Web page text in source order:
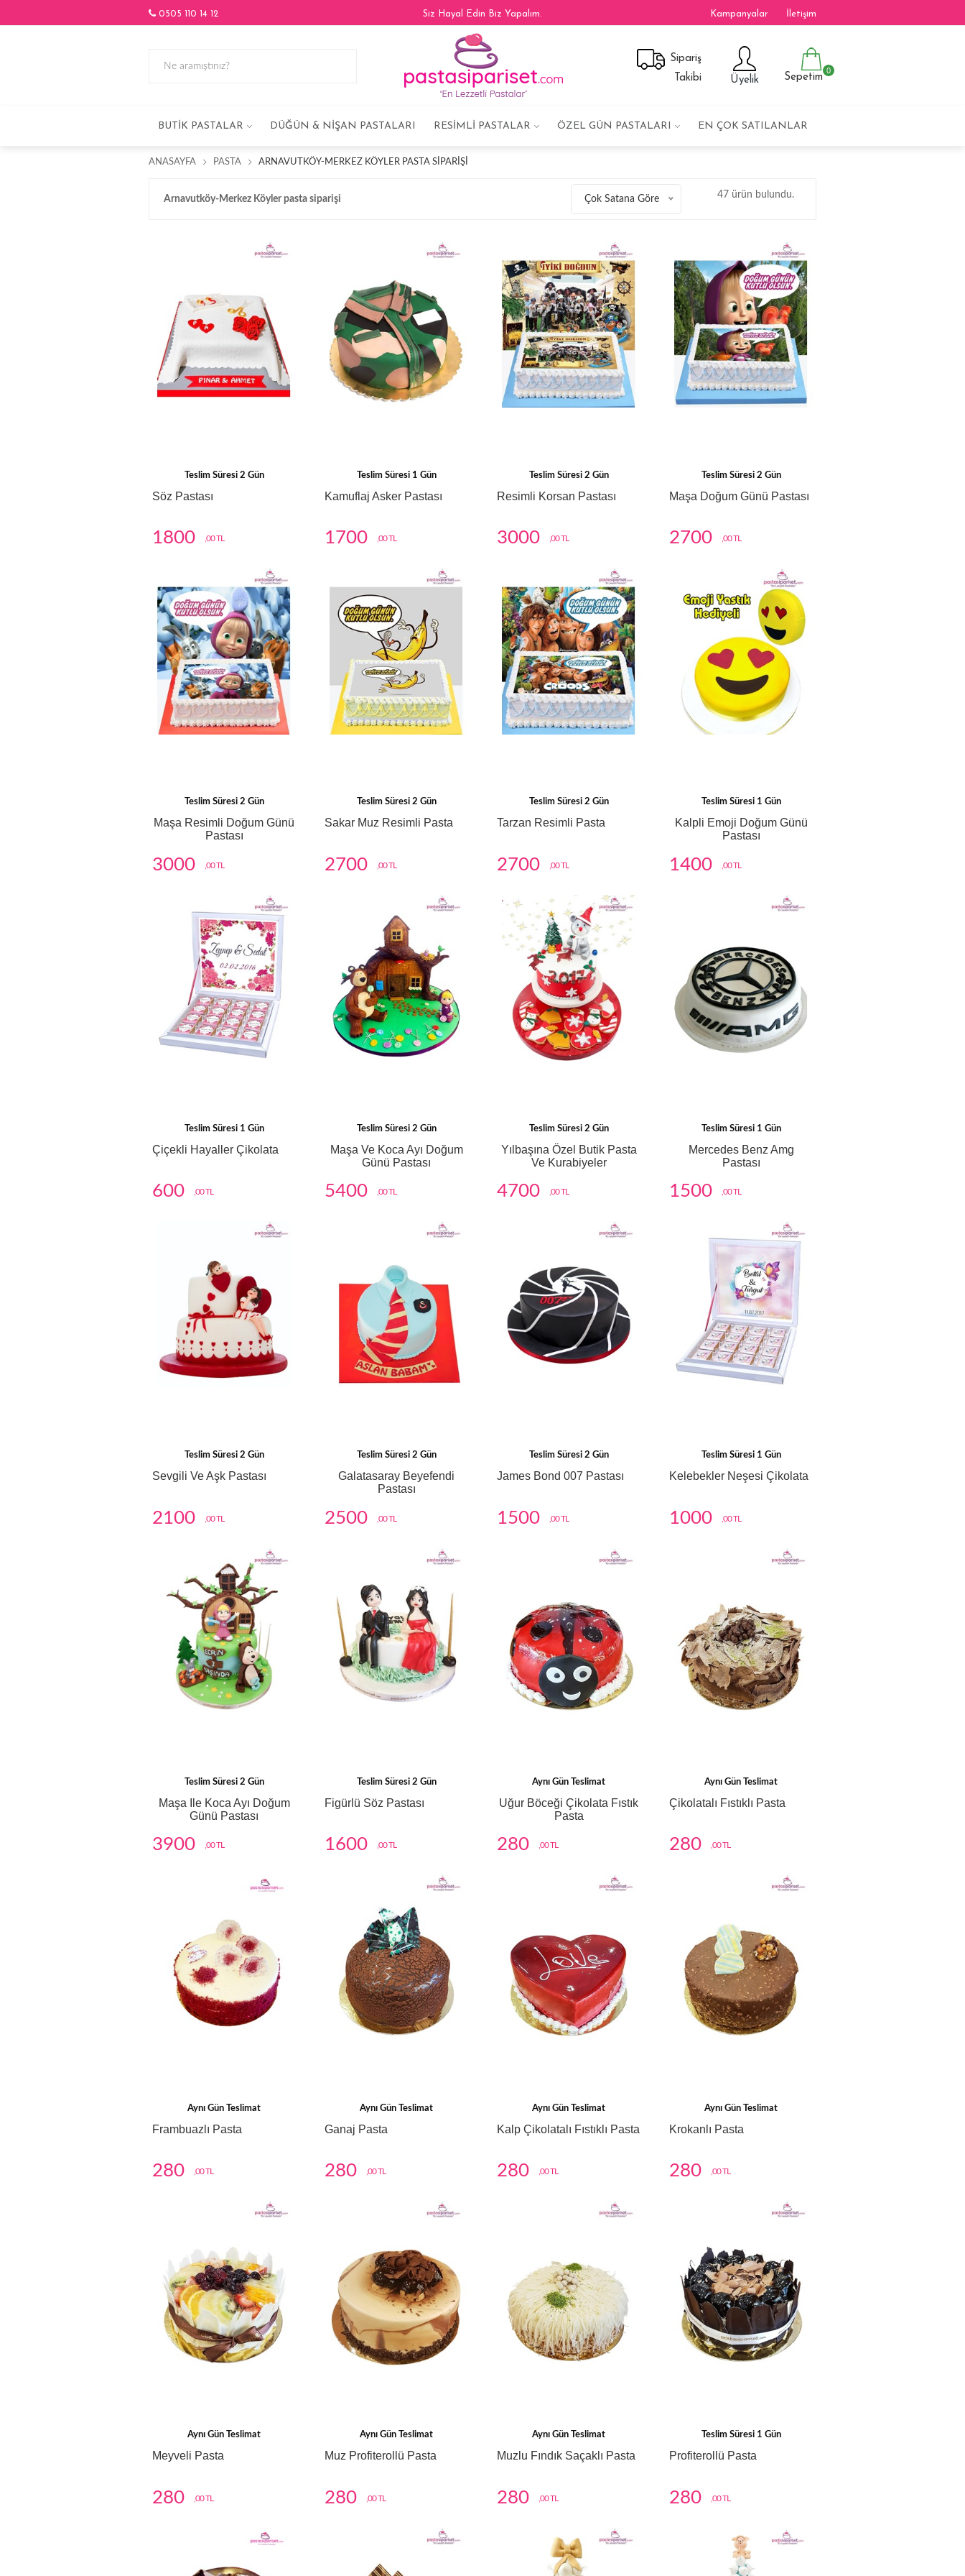
0505 110 14 12 Siz Hayal Edin Biz Yapalım. Kampanyalar İletişim
Sipariş
Takibi
Üyelik Sepetim
0
BUTIK PASTALAR DÜĞÜN & NIŞAN PASTALARI RESIMLI PASTALAR ÖZEL GÜN PASTALARI EN ÇOK SATILANLAR
ANASAYFA PASTA ARNAVUTKÖY-MERKEZ KÖYLER PASTA SIPARIŞI
Arnavutköy-Merkez Köyler pasta siparişi Çok Satana Göre 47 ürün bulundu.
Teslim Süresi 2 Gün
Söz Pastası
1800 ,00 TL
Teslim Süresi 1 Gün
Kamuflaj Asker Pastası
1700 ,00 TL
Teslim Süresi 2 Gün
Resimli Korsan Pastası
3000 ,00 TL
Teslim Süresi 2 Gün
Maşa Doğum Günü Pastası
2700 ,00 TL
Teslim Süresi 2 Gün
Maşa Resimli Doğum Günü
Pastası
3000 ,00 TL
Teslim Süresi 2 Gün
Sakar Muz Resimli Pasta
2700 ,00 TL
Teslim Süresi 2 Gün
Tarzan Resimli Pasta
2700 ,00 TL
Teslim Süresi 1 Gün
Kalpli Emoji Doğum Günü
Pastası
1400 ,00 TL
Teslim Süresi 1 Gün
Çiçekli Hayaller Çikolata
600 ,00 TL
Teslim Süresi 2 Gün
Maşa Ve Koca Ayı Doğum
Günü Pastası
5400 ,00 TL
Teslim Süresi 2 Gün
Yılbaşına Özel Butik Pasta
Ve Kurabiyeler
4700 ,00 TL
Teslim Süresi 1 Gün
Mercedes Benz Amg
Pastası
1500 ,00 TL
Teslim Süresi 2 Gün
Sevgili Ve Aşk Pastası
2100 ,00 TL
Teslim Süresi 2 Gün
Galatasaray Beyefendi
Pastası
2500 ,00 TL
Teslim Süresi 2 Gün
James Bond 007 Pastası
1500 ,00 TL
Teslim Süresi 1 Gün
Kelebekler Neşesi Çikolata
1000 ,00 TL
Teslim Süresi 2 Gün
Maşa Ile Koca Ayı Doğum
Günü Pastası
3900 ,00 TL
Teslim Süresi 2 Gün
Figürlü Söz Pastası
1600 ,00 TL
Aynı Gün Teslimat
Uğur Böceği Çikolata Fıstık
Pasta
280 ,00 TL
Aynı Gün Teslimat
Çikolatalı Fıstıklı Pasta
280 ,00 TL
Aynı Gün Teslimat
Frambuazlı Pasta
280 ,00 TL
Aynı Gün Teslimat
Ganaj Pasta
280 ,00 TL
Aynı Gün Teslimat
Kalp Çikolatalı Fıstıklı Pasta
280 ,00 TL
Aynı Gün Teslimat
Krokanlı Pasta
280 ,00 TL
Aynı Gün Teslimat
Meyveli Pasta
280 ,00 TL
Aynı Gün Teslimat
Muz Profiterollü Pasta
280 ,00 TL
Aynı Gün Teslimat
Muzlu Fındık Saçaklı Pasta
280 ,00 TL
Teslim Süresi 1 Gün
Profiterollü Pasta
280 ,00 TL